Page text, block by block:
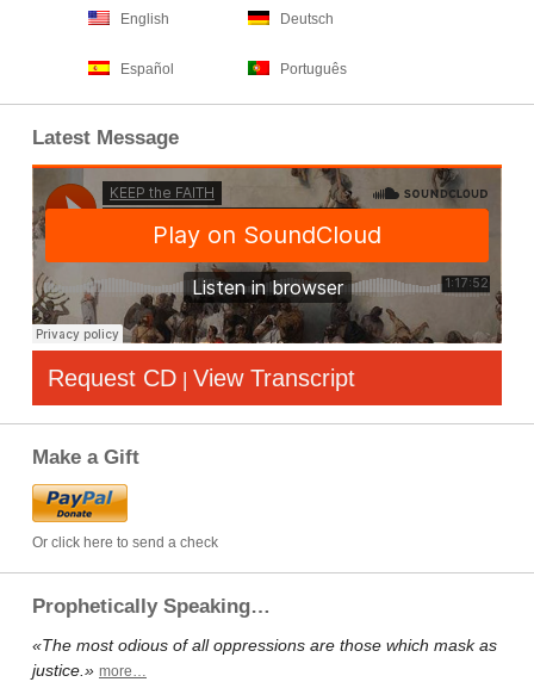
English Deutsch
Español Português
Latest Message
Request CD View Transcript
Make a Gift
Or click here to send a check
Prophetically Speaking…
«The most odious of all oppressions are those which mask as
justice.» more…